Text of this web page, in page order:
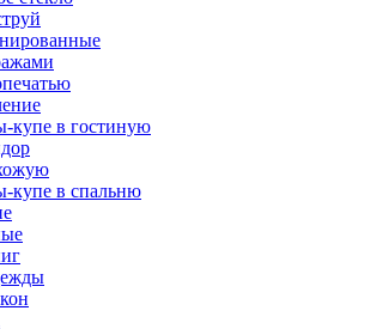
в гостиную
в спальню